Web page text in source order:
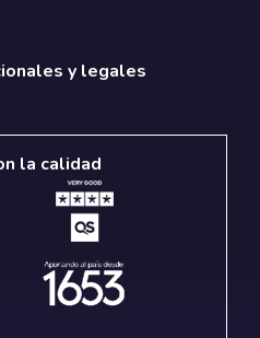
y legales
la calidad